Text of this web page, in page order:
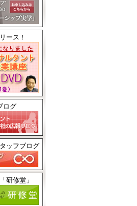
ース！
ログ
ッフブログ
研修堂」